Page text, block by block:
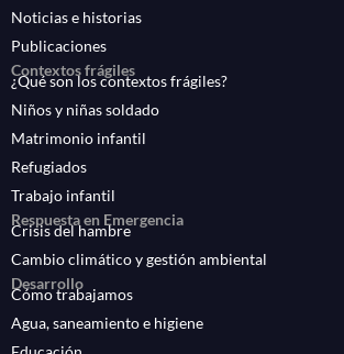
Noticias e historias
Publicaciones
Contextos frágiles
¿Qué son los contextos frágiles?
Niños y niñas soldado
Matrimonio infantil
Refugiados
Trabajo infantil
Respuesta en Emergencia
Crisis del hambre
Cambio climático y gestión ambiental
Desarrollo
Cómo trabajamos
Agua, saneamiento e higiene